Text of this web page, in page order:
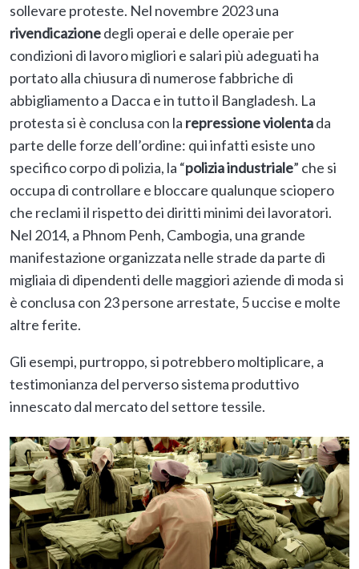
sollevare proteste. Nel novembre 2023 una
rivendicazionedegli operai e delle operaie per
condizioni di lavoro migliori e salari più adeguati ha
portato alla chiusura di numerose fabbriche di
abbigliamento a Dacca e in tutto il Bangladesh. La
protesta si è conclusa con la repressione violentada
parte delle forze dell’ordine: qui infatti esiste uno
specifico corpo di polizia, la “polizia industriale” che si
occupa di controllare e bloccare qualunque sciopero
che reclami il rispetto dei diritti minimi dei lavoratori.
Nel 2014, a Phnom Penh, Cambogia, una grande
manifestazione organizzata nelle strade da parte di
migliaia di dipendenti delle maggiori aziende di moda si
è conclusa con 23 persone arrestate, 5 uccise e molte
altre ferite.
Gli esempi, purtroppo, si potrebbero moltiplicare, a
testimonianza del perverso sistema produttivo
innescato dal mercato del settore tessile.